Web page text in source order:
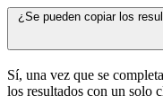
¿Se pueden copiar los
Sí, una vez que se
los resultados con un solo